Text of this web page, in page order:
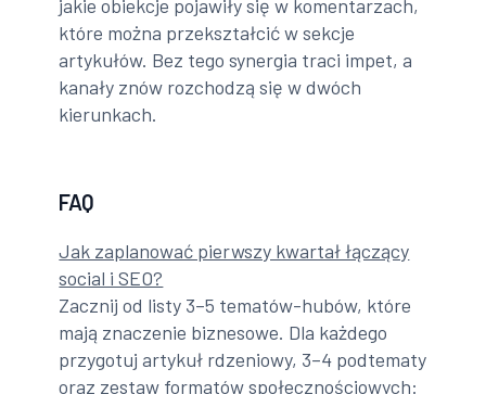
jakie obiekcje pojawiły się w komentarzach,
które można przekształcić w sekcje
artykułów. Bez tego synergia traci impet, a
kanały znów rozchodzą się w dwóch
kierunkach.
FAQ
Jak zaplanować pierwszy kwartał łączący
social i SEO?
Zacznij od listy 3–5 tematów-hubów, które
mają znaczenie biznesowe. Dla każdego
przygotuj artykuł rdzeniowy, 3–4 podtematy
oraz zestaw formatów społecznościowych: